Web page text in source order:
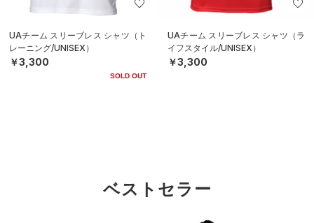
UAチーム スリーブレス シャツ（ト
レーニング/UNISEX）
￥3,300
SOLD OUT
UAチーム スリーブレス シャツ（ラ
イフスタイル/UNISEX）
￥3,300
ベストセラー